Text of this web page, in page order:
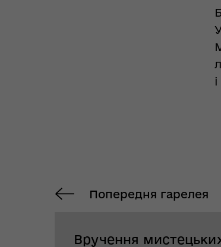
Попередня гарелея
Вручення